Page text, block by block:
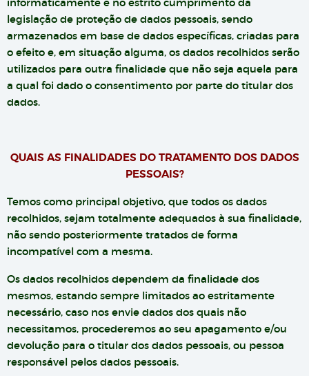
legislação de proteção de dados pessoais, sendo
armazenados em base de dados específicas, criadas para
o efeito e, em situação alguma, os dados recolhidos serão
utilizados para outra finalidade que não seja aquela para
a qual foi dado o consentimento por parte do titular dos
dados.
QUAIS AS FINALIDADES DO TRATAMENTO DOS DADOS
PESSOAIS?
Temos como principal objetivo, que todos os dados
recolhidos, sejam totalmente adequados à sua finalidade,
não sendo posteriormente tratados de forma
incompatível com a mesma.
Os dados recolhidos dependem da finalidade dos
mesmos, estando sempre limitados ao estritamente
necessário, caso nos envie dados dos quais não
necessitamos, procederemos ao seu apagamento e/ou
devolução para o titular dos dados pessoais, ou pessoa
responsável pelos dados pessoais.